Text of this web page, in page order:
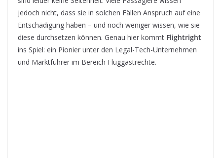
jedoch nicht, dass sie in solchen Fällen Anspruch auf eine
Entschädigung haben – und noch weniger wissen, wie sie
diese durchsetzen können. Genau hier kommt Flightright
ins Spiel: ein Pionier unter den Legal-Tech-Unternehmen
und Marktführer im Bereich Fluggastrechte.